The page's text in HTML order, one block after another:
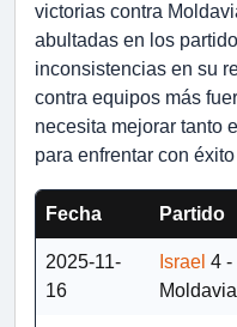
victorias contra
abultadas en los
inconsistencias en su
contra equipos más
necesita mejorar tanto
para enfrentar con
Fecha Partido
2025-11-
16
Israel 4 -
Moldavia